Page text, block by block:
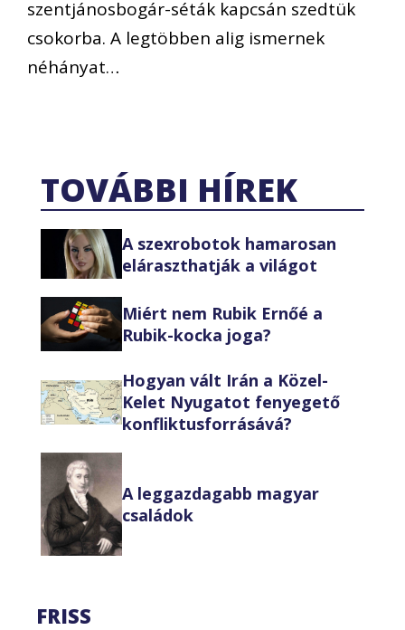
szentjánosbogár-séták kapcsán szedtük
csokorba. A legtöbben alig ismernek
néhányat…
TOVÁBBI HÍREK
A szexrobotok hamarosan
eláraszthatják a világot
Miért nem Rubik Ernőé a
Rubik-kocka joga?
Hogyan vált Irán a Közel-
Kelet Nyugatot fenyegető
konfliktusforrásává?
A leggazdagabb magyar
családok
FRISS